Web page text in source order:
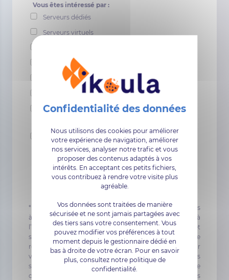
Vous êtes intéressé par :
Serveurs dédiés
Serveurs virtuels
Stockage
Suites collaboratives
J'affirme avoir pris connaissance de la politique de
protection des données personnelles d'Ikoula*
Envoyer
*Les informations nominatives demandées et recueillies
à l’occasion d’une demande sur le site sont destinées à
l’usage d'Ikoula, dont le site est déclaré à la CNIL, et
seront utilisées dans le but de vous recontacter, de
remplir les obligations contractuelles, ainsi que pour
vous envoyer des communications informatives sur les
services d'Ikoula. Elles pourront donner lieu à exercice
du droit d’accès et de rectification auprès des services
Nous utilisons des cookies pour améliorer
votre expérience de navigation, améliorer
nos services, analyser notre trafic et vous
proposer des contenus adaptés à vos
intérêts. En acceptant ces petits fichiers,
vous contribuez à rendre votre visite plus
agréable.
Vos données sont traitées de manière
sécurisée et ne sont jamais partagées avec
des tiers sans votre consentement. Vous
pouvez modifier vos préférences à tout
moment depuis le gestionnaire dédié en
bas à droite de votre écran. Pour en savoir
plus, consultez notre politique de
confidentialité.